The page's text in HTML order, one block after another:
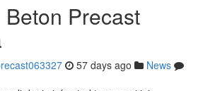
Precast
57 days ago
News